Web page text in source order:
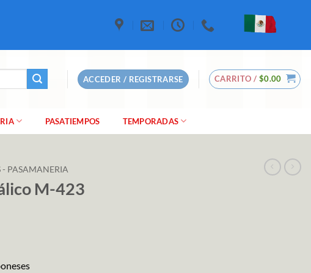
ACCEDER / REGISTRARSE CARRITO / $0.00
PASATIEMPOS TEMPORADAS
- PASAMANERIA
M-423